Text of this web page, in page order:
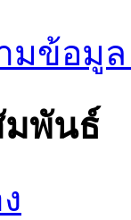
มข้อมูล
มพันธ์